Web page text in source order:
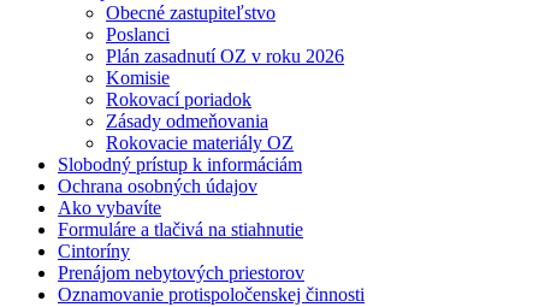
Obecné zastupiteľstvo
Poslanci
Plán zasadnutí OZ v roku 2026
Komisie
Rokovací poriadok
Zásady odmeňovania
Rokovacie materiály OZ
Slobodný prístup k informáciám
Ochrana osobných údajov
Ako vybavíte
Formuláre a tlačivá na stiahnutie
Cintoríny
Prenájom nebytových priestorov
Oznamovanie protispoločenskej činnosti